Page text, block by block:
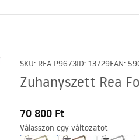
SKU: REA-P9673ID: 13729EAN:
Zuhanyszett Rea
70 800 Ft
Válasszon egy változatot